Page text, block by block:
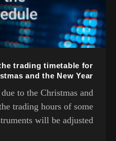
trading timetable for
and the New Year
to the Christmas and
trading hours of some
will be adjusted.